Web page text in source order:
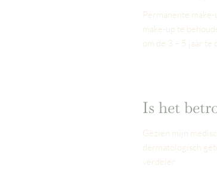
Permanente
make-up te
om de 3 – 5 jaar te
Is het
Gezien mijn
dermatologisch
verdeler.